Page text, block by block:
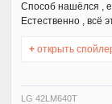
Способ нашёлся ,
Естественно , всё
+ открыть
LG 42LM640T